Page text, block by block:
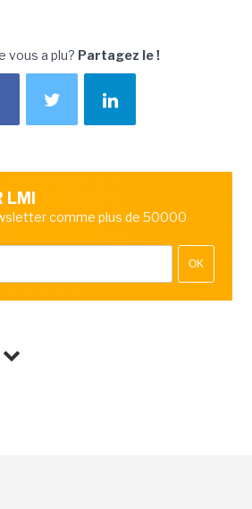
vous a plu? Partagez le !
LMI
comme plus de 50000
OK